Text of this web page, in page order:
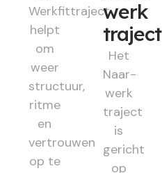
Werkfittraject
helpt
om
weer
structuur,
ritme
en
vertrouwen
op te
werk
traject
Het
Naar-
werk
traject
is
gericht
op